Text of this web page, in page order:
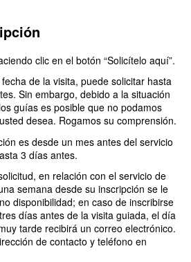
clic en el botón “Solicítelo aquí”.
de la visita, puede solicitar hasta
Sin embargo, debido a la situación
guías es posible que no podamos
desea. Rogamos su comprensión.
es desde un mes antes del servicio
3 días antes.
en relación con el servicio de
semana desde su inscripción se le
disponibilidad; en caso de inscribirse
días antes de la visita guiada, el día
tarde recibirá un correo electrónico.
de contacto y teléfono en